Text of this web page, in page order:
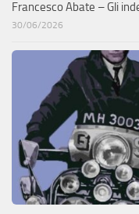
Francesco Abate – Gli
30/06/2026